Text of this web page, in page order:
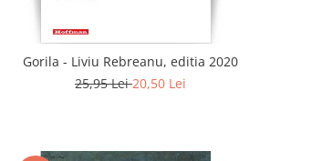
Gorila - Liviu Rebreanu, editia 2020
25,95 Lei20,50 Lei